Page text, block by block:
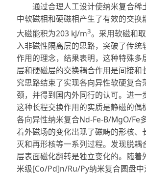
通过合理人工设计使纳米复合稀
中软磁相和硬磁相产生了有效的交换
大磁能积为203 kJ/m3。采用软磁和
入非磁性隔离层的思路，突破了传统
作用的理念，结果表明，这种特殊多
层和硬磁层的交换耦合作用是间接和
究思路结束了实现各向异性软硬复合
颈，并得到国内外同行的认可。进一
这种长程交换作用的实质是静磁的偶
各向异性纳米复合Nd-Fe-B/MgO/Fe
着外磁场的变化出现了磁畴的形核、
灭和再形核等一系列过程。发现脱耦
层表面磁化翻转是独立变化的。随着
米级[Co/Pd]n/Ru/Py纳米复合圆盘